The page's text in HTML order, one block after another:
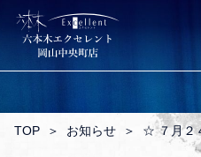
TOP ＞ お知らせ ＞ ☆ ７月２